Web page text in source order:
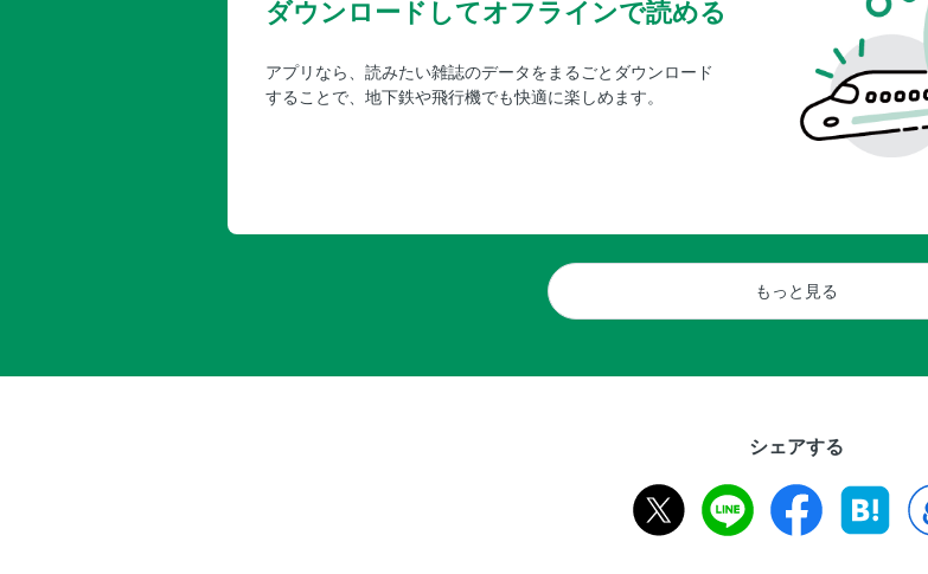
ダウンロードしてオフラインで読める
アプリなら、読みたい雑誌のデータをまるごとダウンロード
することで、地下鉄や飛行機でも快適に楽しめます。
もっと見る
シェアする